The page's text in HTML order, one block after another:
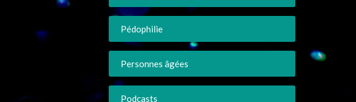
Pédophilie
Personnes âgées
Podcasts